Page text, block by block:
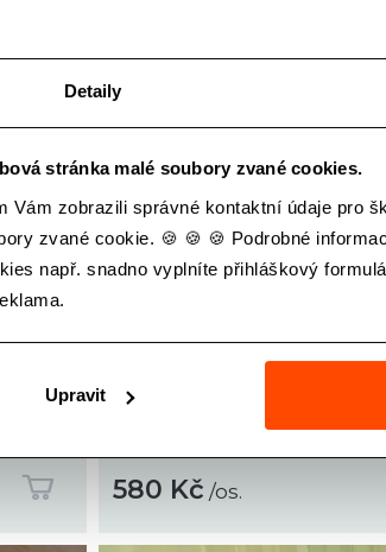
Detaily
stránka malé soubory zvané cookies.
Vám zobrazili správné kontaktní údaje pro
zvané cookie. 🍪 🍪 🍪 Podrobné
např. snadno vyplníte přihláškový
Upravit
A
BLANIČTÍ RYTÍŘI
580 Kč /os.